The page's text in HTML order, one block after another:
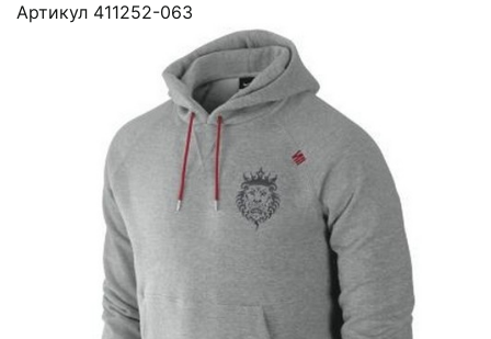
Артикул 411252-063